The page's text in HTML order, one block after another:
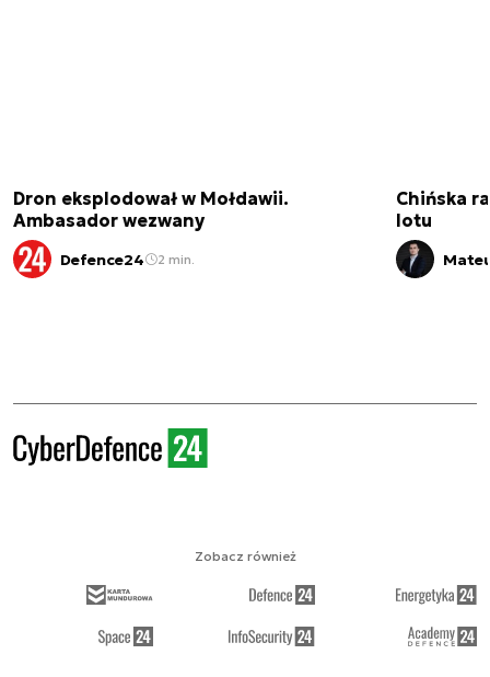
Dron eksplodował w Mołdawii.
Ambasador wezwany
Defence24 2 min.
Chińska
lotu
Zobacz również